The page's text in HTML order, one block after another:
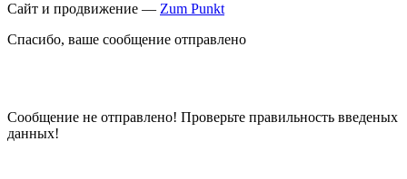
Сайт и продвижение — Zum Punkt
Спасибо, ваше сообщение отправлено
Сообщение не отправлено! Проверьте правильность введеных
данных!